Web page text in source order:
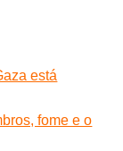
está
fome e o